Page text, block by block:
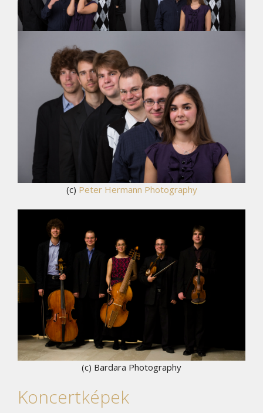
(c) Peter Hermann Photography
(c) Bardara Photography
Koncertképek